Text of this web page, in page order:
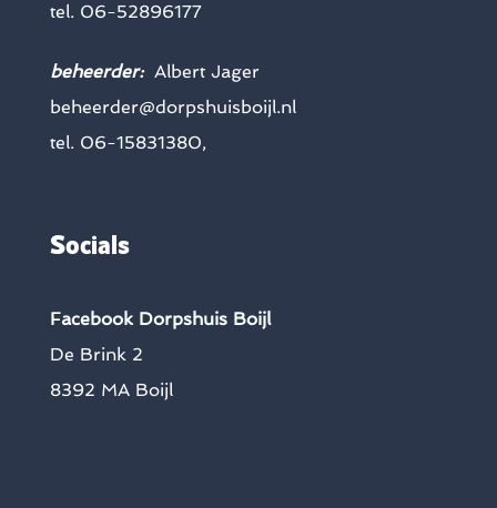
tel. 06-52896177
beheerder: Albert Jager
beheerder@dorpshuisboijl.nl
tel. 06-15831380,
Socials
Facebook Dorpshuis Boijl
De Brink 2
8392 MA Boijl